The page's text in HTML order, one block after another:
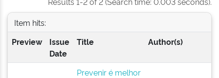
Item hits:
Preview
Issue
Date
Title Author(s)
Prevenir é melhor